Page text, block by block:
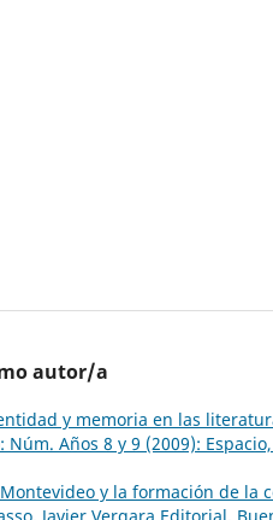
autor/a
y memoria en las
Años 8 y 9 (2009):
y la formación de la